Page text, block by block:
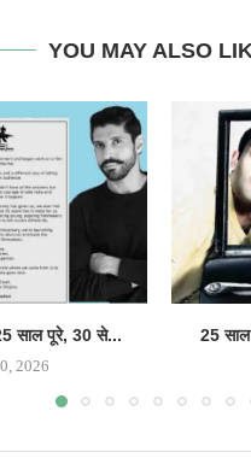
YOU MAY ALSO
साल पूरे, 30 से...
2026
25 साल